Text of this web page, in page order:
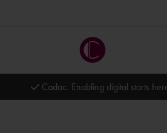
Cadac. Enabling digital starts